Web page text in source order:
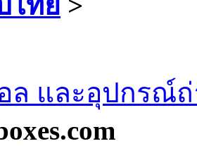
ล และอุปกรณ์